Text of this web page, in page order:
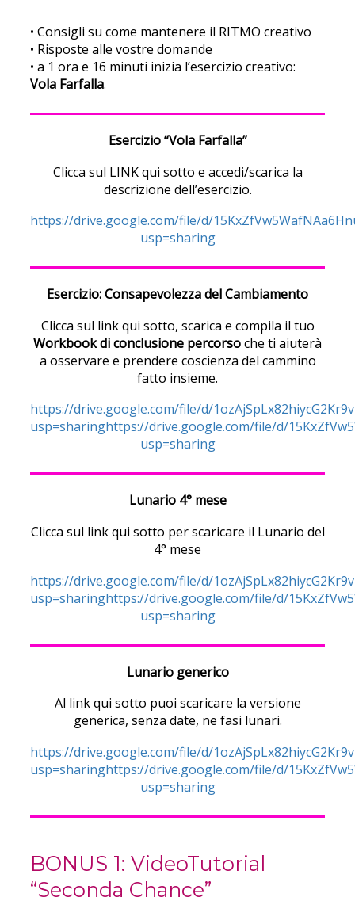
• Consigli su come mantenere il RITMO creativo
• Risposte alle vostre domande
• a 1 ora e 16 minuti inizia l’esercizio creativo:
Vola Farfalla.
Esercizio “Vola Farfalla”
Clicca sul LINK qui sotto e accedi/scarica la
descrizione dell’esercizio.
https://drive.google.com/file/d/
usp=sharing
Esercizio: Consapevolezza del Cambiamento
Clicca sul link qui sotto, scarica e compila il tuo
Workbook di conclusione percorsoche ti aiuterà
a osservare e prendere coscienza del cammino
fatto insieme.
https://drive.google.com/file/d/
usp=sharinghttps://drive.google.com/file/d/
usp=sharing
Lunario 4° mese
Clicca sul link qui sotto per scaricare il Lunario del
4° mese
https://drive.google.com/file/d/
usp=sharinghttps://drive.google.com/file/d/
usp=sharing
Lunario generico
Al link qui sotto puoi scaricare la versione
generica, senza date, ne fasi lunari.
https://drive.google.com/file/d/
usp=sharinghttps://drive.google.com/file/d/
usp=sharing
BONUS 1: VideoTutorial
“Seconda Chance”